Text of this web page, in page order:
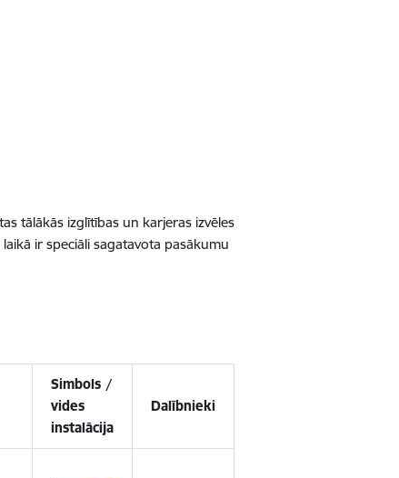
tālākās izglītības un karjeras izvēles
ir speciāli sagatavota pasākumu
Simbols /
vides
instalācija
Dalībnieki